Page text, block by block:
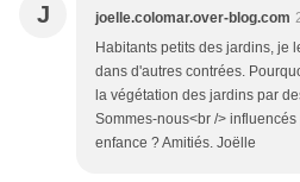
J joelle.colomar.over-blog.com
Habitants petits des jardins, je
dans d'autres contrées.
la végétation des jardins par
Sommes-nous<br />
enfance ? Amitiés. Joëlle